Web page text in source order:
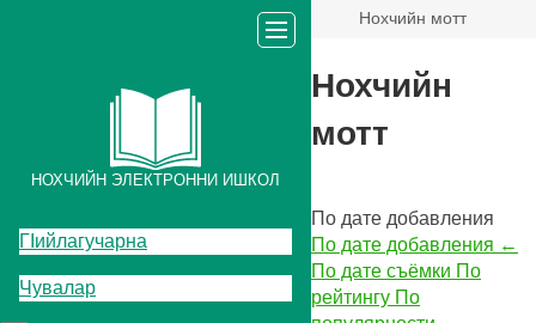
Нохчийн мотт
НОХЧИЙН ЭЛЕКТРОННИ ИШКОЛ
ГIийлагучарна
Чувалар
Нохчийн
мотт
По дате добавления
По дате добавления ←
По дате съёмки По
рейтингу По